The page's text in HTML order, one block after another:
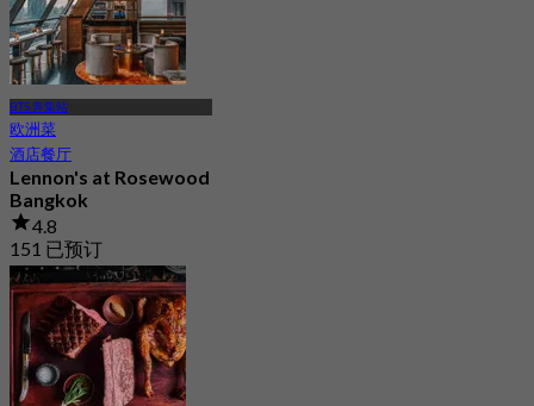
BTS 奔集站
欧洲菜
酒店餐厅
Lennon's at Rosewood
Bangkok
4.8
151 已预订
起฿ 1,195